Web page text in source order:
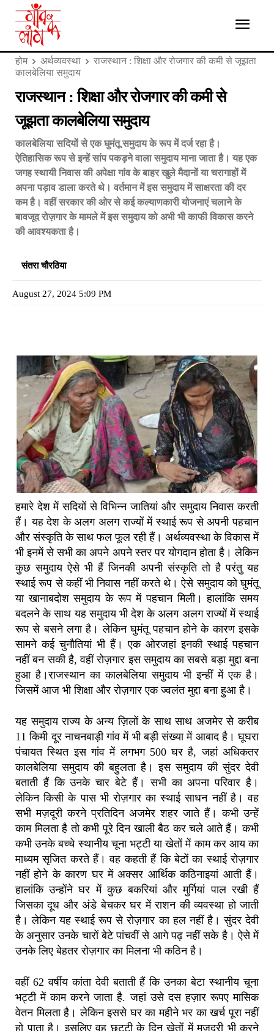
होम अर्थव्यवस्था
राजस्थान : शिक्षा और रोजगार की कमी से जूझता
कालबेलिया समुदाय
राजस्थान : शिक्षा और रोजगार की कमी से
जूझता कालबेलिया समुदाय
कालबेलिया सदियों से एक घुमंतू समुदाय के रूप में दर्ज रहा है।
ऐतिहासिक रूप से इन्हें सांप पकड़ने वाला समुदाय माना जाता है। यह एक
जगह स्थायी निवास की अपेक्षा गांव के बाहर खुले मैदानों या चरागाहों में
अपना पड़ाव डाला करते थे। वर्तमान में इस समुदाय में साक्षरता की दर
कम है। वहीं सरकार की ओर से कई कल्याणकारी योजनाएं चलाने के
बावजूद रोज़गार के मामले में इस समुदाय को अभी भी काफी विकास करने
की आवश्यकता है।
संतरा चौरठिया
August 27, 2024 5:09 PM
हमारे देश में सदियों से विभिन्न जातियां और समुदाय निवास करती
हैं। यह देश के अलग अलग राज्यों में स्थाई रूप से अपनी पहचान
और संस्कृति के साथ फल फूल रही हैं। अर्थव्यवस्था के विकास में
भी इनमें से सभी का अपने अपने स्तर पर योगदान होता है। लेकिन
कुछ समुदाय ऐसे भी हैं जिनकी अपनी संस्कृति तो है परंतु यह
स्थाई रूप से कहीं भी निवास नहीं करते थे। ऐसे समुदाय को घुमंतू
या खानाबदोश समुदाय के रूप में पहचान मिली। हालांकि समय
बदलने के साथ यह समुदाय भी देश के अलग अलग राज्यों में स्थाई
रूप से बसने लगा है। लेकिन घुमंतू पहचान होने के कारण इसके
सामने कई चुनौतियां भी हैं। एक ओरजहां इनकी स्थाई पहचान
नहीं बन सकी है, वहीं रोज़गार इस समुदाय का सबसे बड़ा मुद्दा बना
हुआ है।राजस्थान का कालबेलिया समुदाय भी इन्हीं में एक है।
जिसमें आज भी शिक्षा और रोज़गार एक ज्वलंत मुद्दा बना हुआ है।
यह समुदाय राज्य के अन्य ज़िलों के साथ साथ अजमेर से करीब
11 किमी दूर नाचनबाड़ी गांव में भी बड़ी संख्या में आबाद है। घूघरा
पंचायत स्थित इस गांव में लगभग 500 घर है, जहां अधिकतर
कालबेलिया समुदाय की बहुलता है। इस समुदाय की सुंदर देवी
बताती हैं कि उनके चार बेटे हैं। सभी का अपना परिवार है।
लेकिन किसी के पास भी रोज़गार का स्थाई साधन नहीं है। वह
सभी मज़दूरी करने प्रतिदिन अजमेर शहर जाते हैं। कभी उन्हें
काम मिलता है तो कभी पूरे दिन खाली बैठ कर चले आते हैं। कभी
कभी उनके बच्चे स्थानीय चूना भट्टी या खेतों में काम कर आय का
माध्यम सृजित करते हैं। वह कहती हैं कि बेटों का स्थाई रोज़गार
नहीं होने के कारण घर में अक्सर आर्थिक कठिनाइयां आती हैं।
हालांकि उन्होंने घर में कुछ बकरियां और मुर्गियां पाल रखी हैं
जिसका दूध और अंडे बेचकर घर में राशन की व्यवस्था हो जाती
है। लेकिन यह स्थाई रूप से रोज़गार का हल नहीं है। सुंदर देवी
के अनुसार उनके चारों बेटे पांचवीं से आगे पढ़ नहीं सके है। ऐसे में
उनके लिए बेहतर रोज़गार का मिलना भी कठिन है।
वहीं 62 वर्षीय कांता देवी बताती हैं कि उनका बेटा स्थानीय चूना
भट्टी में काम करने जाता है. जहां उसे दस हज़ार रूपए मासिक
वेतन मिलता है। लेकिन इससे घर का महीने भर का खर्च पूरा नहीं
हो पाता है। इसलिए वह छुट्टी के दिन खेतों में मज़दूरी भी करने